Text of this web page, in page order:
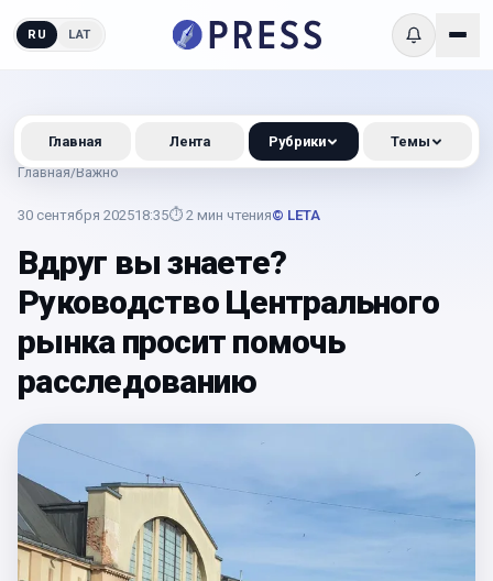
RU LAT
Главная/Важно
30 сентября 202518:35⏱ 2 мин чтения© LETA
Вдруг вы знаете?
Руководство Центрального
рынка просит помочь
расследованию
Главная Лента Рубрики Темы